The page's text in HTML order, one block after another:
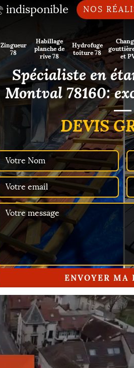
indisponible NOS
Zingueur
78
Habillage
planche de
rive 78
Hydrofuge
toiture 78
et
Spécialiste en
Montval 78160:
DEVIS